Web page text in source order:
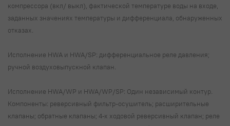
компрессора (вкл/ выкл), фактической температуре воды на входе,
заданных значениях температуры и дифференциала, обнаруженных
отказах.
Исполнение HWA и HWA/SP: дифференциальное реле давления;
ручной воздуховыпускной клапан.
Исполнение HWA/WP и HWA/WP/SP: Один независимый контур.
Компоненты: реверсивный фильтр-осушитель; расширительные
клапаны; обратные клапаны; 4-х ходовой реверсивный клапан; реле